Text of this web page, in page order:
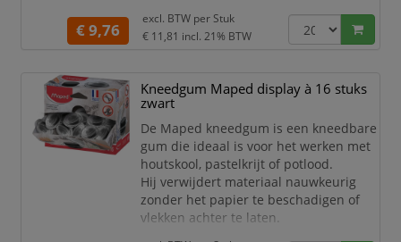
Verpakt in een luxe
geschenkverpakking.
€ 9,76
excl. BTW per Stuk
€ 11,81 incl. 21% BTW
Kneedgum Maped display à 16 stuks
zwart
De Maped kneedgum is een kneedbare
gum die ideaal is voor het werken met
houtskool, pastelkrijt of potlood.
Hij verwijdert materiaal nauwkeurig
zonder het papier te beschadigen of
vlekken achter te laten.